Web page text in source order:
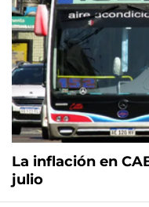
La inflación en
julio